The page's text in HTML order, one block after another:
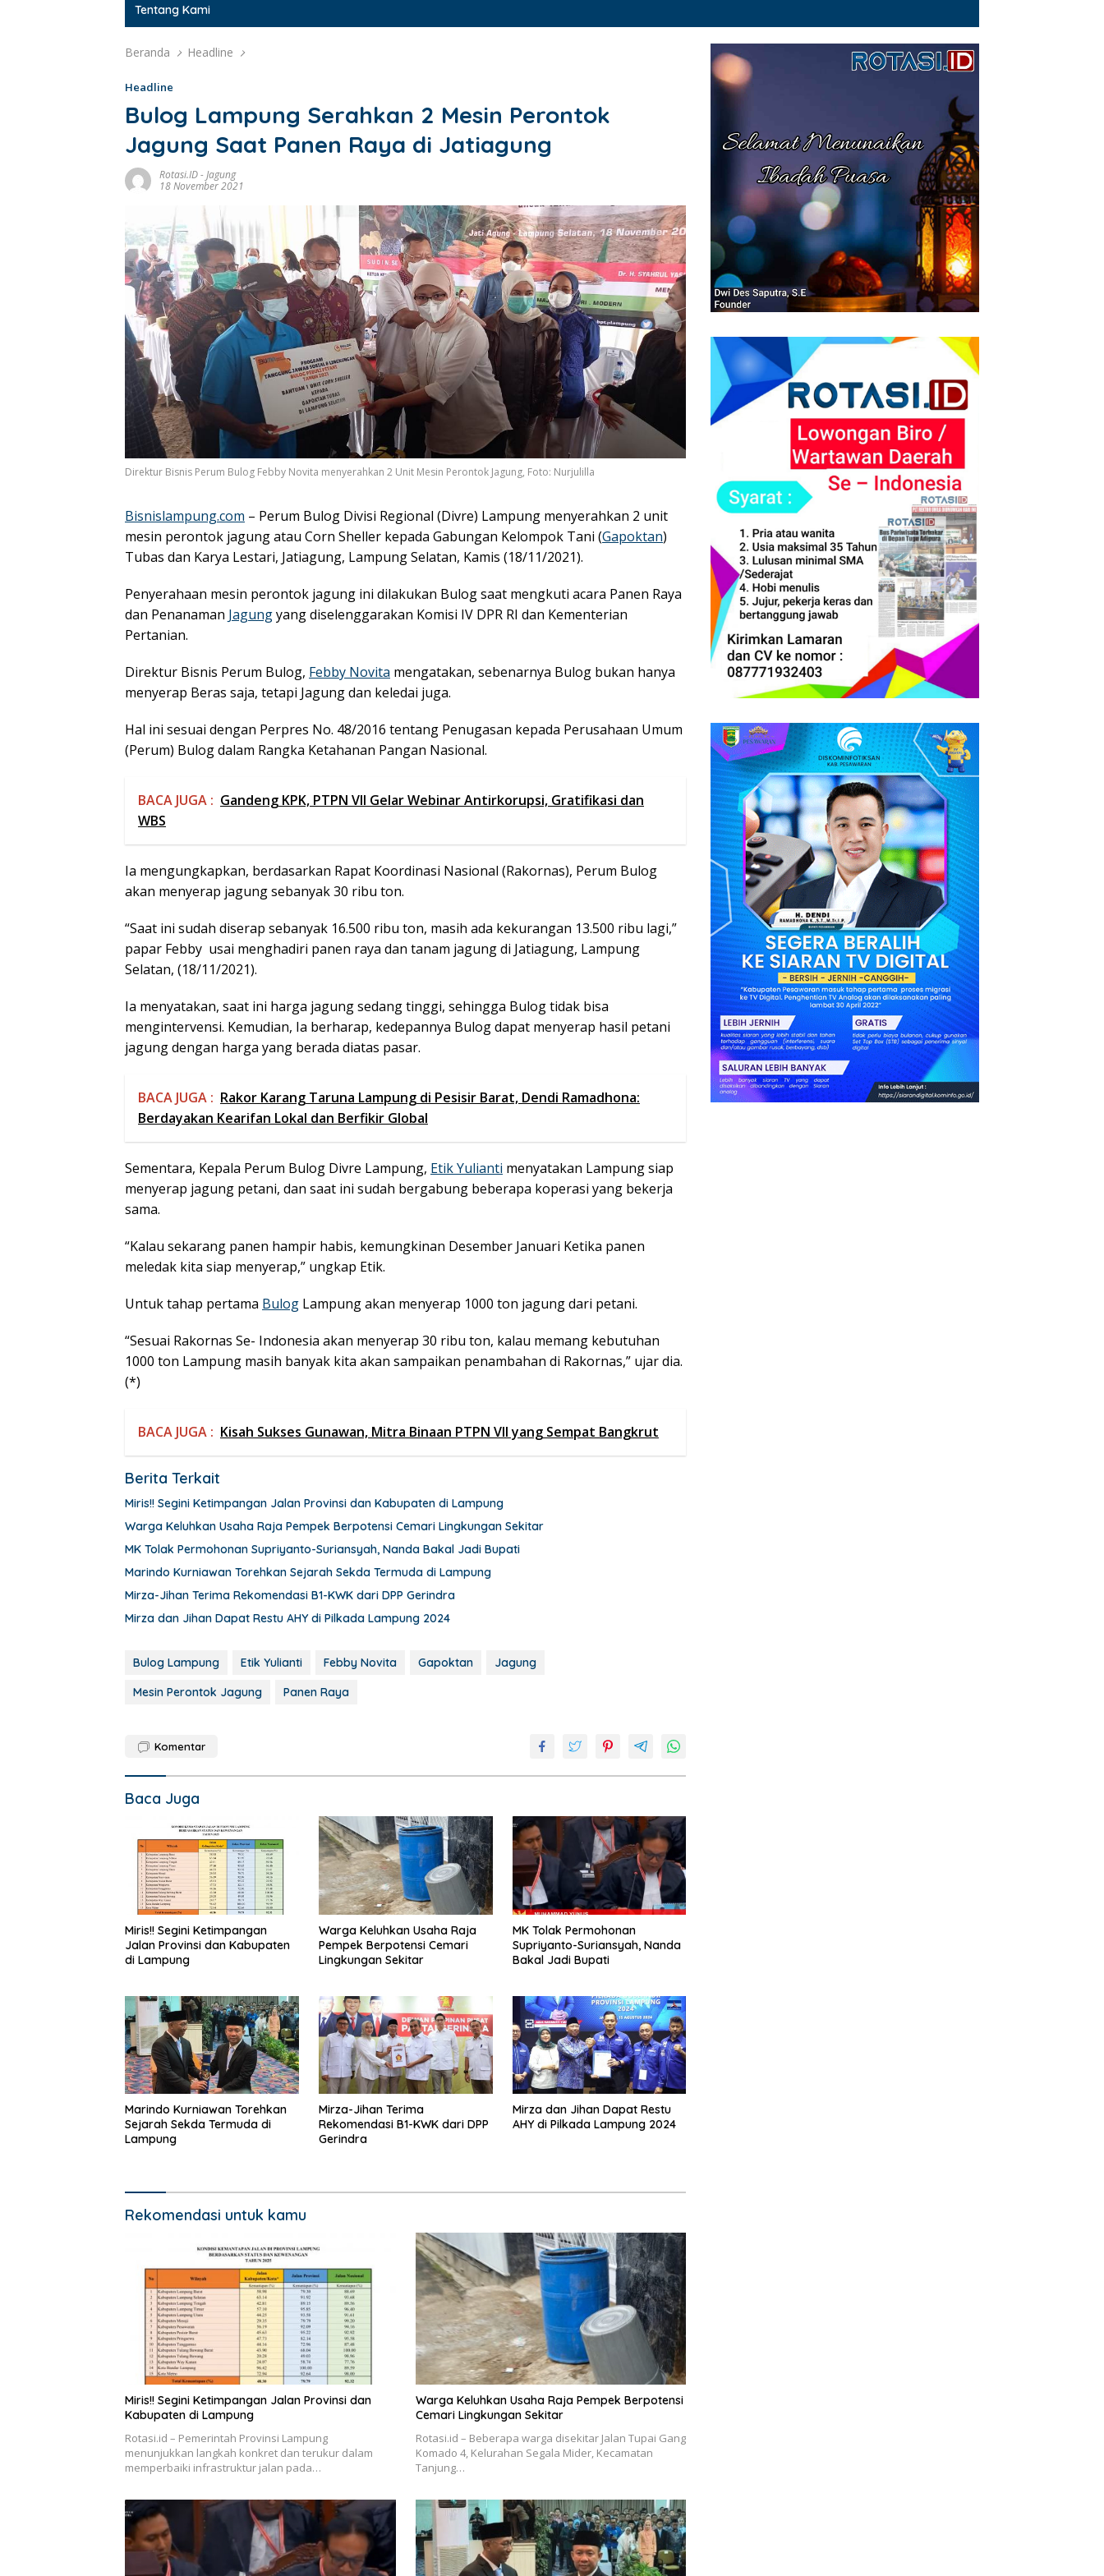
Tentang Kami
Beranda Headline
Headline
Bulog Lampung Serahkan 2 Mesin Perontok
Jagung Saat Panen Raya di Jatiagung
Rotasi.ID-Jagung
18 November 2021
Direktur Bisnis Perum Bulog Febby Novita menyerahkan 2 Unit Mesin Perontok Jagung, Foto: Nurjulilla
Bisnislampung.com – Perum Bulog Divisi Regional (Divre) Lampung menyerahkan 2 unit
mesin perontok jagung atau Corn Sheller kepada Gabungan Kelompok Tani (Gapoktan)
Tubas dan Karya Lestari, Jatiagung, Lampung Selatan, Kamis (18/11/2021).
Penyerahaan mesin perontok jagung ini dilakukan Bulog saat mengkuti acara Panen Raya
dan Penanaman Jagungyang diselenggarakan Komisi IV DPR RI dan Kementerian
Pertanian.
Direktur Bisnis Perum Bulog, Febby Novita mengatakan, sebenarnya Bulog bukan hanya
menyerap Beras saja, tetapi Jagung dan keledai juga.
Hal ini sesuai dengan Perpres No. 48/2016 tentang Penugasan kepada Perusahaan Umum
(Perum) Bulog dalam Rangka Ketahanan Pangan Nasional.
BACA JUGA : Gandeng KPK, PTPN VII Gelar Webinar Antirkorupsi, Gratifikasi dan
WBS
Ia mengungkapkan, berdasarkan Rapat Koordinasi Nasional (Rakornas), Perum Bulog
akan menyerap jagung sebanyak 30 ribu ton.
“Saat ini sudah diserap sebanyak 16.500 ribu ton, masih ada kekurangan 13.500 ribu lagi,”
papar Febby usai menghadiri panen raya dan tanam jagung di Jatiagung, Lampung
Selatan, (18/11/2021).
Ia menyatakan, saat ini harga jagung sedang tinggi, sehingga Bulog tidak bisa
mengintervensi. Kemudian, Ia berharap, kedepannya Bulog dapat menyerap hasil petani
jagung dengan harga yang berada diatas pasar.
BACA JUGA : Rakor Karang Taruna Lampung di Pesisir Barat, Dendi Ramadhona:
Berdayakan Kearifan Lokal dan Berfikir Global
Sementara, Kepala Perum Bulog Divre Lampung, Etik Yulianti menyatakan Lampung siap
menyerap jagung petani, dan saat ini sudah bergabung beberapa koperasi yang bekerja
sama.
“Kalau sekarang panen hampir habis, kemungkinan Desember Januari Ketika panen
meledak kita siap menyerap,” ungkap Etik.
Untuk tahap pertama Bulog Lampung akan menyerap 1000 ton jagung dari petani.
“Sesuai Rakornas Se- Indonesia akan menyerap 30 ribu ton, kalau memang kebutuhan
1000 ton Lampung masih banyak kita akan sampaikan penambahan di Rakornas,” ujar dia.
(*)
BACA JUGA : Kisah Sukses Gunawan, Mitra Binaan PTPN VII yang Sempat Bangkrut
Berita Terkait
Miris!! Segini Ketimpangan Jalan Provinsi dan Kabupaten di Lampung
Warga Keluhkan Usaha Raja Pempek Berpotensi Cemari Lingkungan Sekitar
MK Tolak Permohonan Supriyanto-Suriansyah, Nanda Bakal Jadi Bupati
Marindo Kurniawan Torehkan Sejarah Sekda Termuda di Lampung
Mirza-Jihan Terima Rekomendasi B1-KWK dari DPP Gerindra
Mirza dan Jihan Dapat Restu AHY di Pilkada Lampung 2024
Bulog Lampung Etik Yulianti Febby Novita Gapoktan
Jagung
Mesin Perontok Jagung
Panen Raya
Komentar
Baca Juga
Miris!! Segini Ketimpangan
Jalan Provinsi dan Kabupaten
di Lampung
Warga Keluhkan Usaha Raja
Pempek Berpotensi Cemari
Lingkungan Sekitar
MK Tolak Permohonan
Supriyanto-Suriansyah, Nanda
Bakal Jadi Bupati
Marindo Kurniawan Torehkan
Sejarah Sekda Termuda di
Lampung
Mirza-Jihan Terima
Rekomendasi B1-KWK dari DPP
Gerindra
Mirza dan Jihan Dapat Restu
AHY di Pilkada Lampung 2024
Rekomendasi untuk kamu
Miris!! Segini Ketimpangan Jalan Provinsi dan
Kabupaten di Lampung
Rotasi.id – Pemerintah Provinsi Lampung
menunjukkan langkah konkret dan terukur dalam
memperbaiki infrastruktur jalan pada…
Warga Keluhkan Usaha Raja Pempek Berpotensi
Cemari Lingkungan Sekitar
Rotasi.id – Beberapa warga disekitar Jalan Tupai Gang
Komado 4, Kelurahan Segala Mider, Kecamatan
Tanjung…